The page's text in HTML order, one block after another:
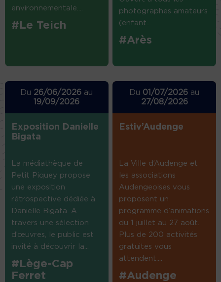
environnementale....
#Le Teich
photographes amateurs
(enfant...
#Arès
Du 26/06/2026 au
19/09/2026
Exposition Danielle
Bigata
La médiathèque de
Petit Piquey propose
une exposition
rétrospective dédiée à
Danielle Bigata. A
travers une sélection
d’œuvres, le public est
invité à découvrir la...
#Lège-Cap
Ferret
Du 01/07/2026 au
27/08/2026
Estiv’Audenge
La Ville d’Audenge et
les associations
Audengeoises vous
proposent un
programme d’animations
du 1 juillet au 27 août.
Plus de 200 activités
gratuites vous
attendent....
#Audenge